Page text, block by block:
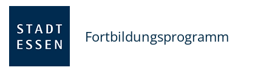
Fortbildungsprogramm